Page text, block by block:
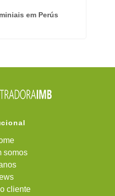
em Perús
somos
cliente